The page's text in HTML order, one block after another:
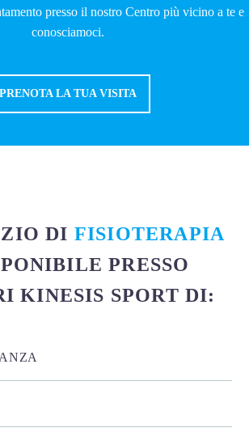
presso il nostro Centro più vicino a te e
conosciamoci.
PRENOTA LA TUA VISITA
DI FISIOTERAPIA
PRESSO
KINESIS SPORT DI: